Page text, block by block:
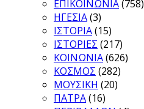
ΕΠΙΚΟΙΝΩΝΙΑ(758)
ΗΓΕΣΙΑ(3)
ΙΣΤΟΡΙΑ(15)
ΙΣΤΟΡΙΕΣ (217)
ΚΟΙΝΩΝΙΑ(626)
ΚΟΣΜΟΣ (282)
ΜΟΥΣΙΚΗ (20)
ΠΑΤΡΑ(16)